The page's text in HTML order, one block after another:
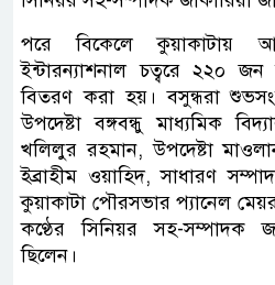
পরে বিকেলে কুয়াকাটায়
ইন্টারন্যাশনাল চত্বরে ২২০
বিতরণ করা হয়। বসুন্ধরা
উপদেষ্টা বঙ্গবন্ধু মাধ্যমিক
খলিলুর রহমান, উপদেষ্টা
ইব্রাহীম ওয়াহিদ, সাধারণ
কুয়াকাটা পৌরসভার প্যানেল
কণ্ঠের সিনিয়র সহ-সম্পাদক
ছিলেন।